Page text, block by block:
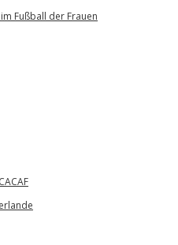
Fußball der Frauen